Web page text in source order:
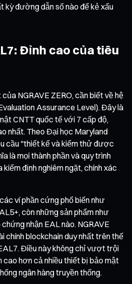
kỳ đường dẫn số nào để kẻ xấu
Đỉnh cao của tiêu
NGRAVE ZERO, cần biết về hệ
Assurance Level). Đây là
CNTT quốc tế với 7 cấp độ,
nhất. Theo Đại học Maryland
cầu "thiết kế và kiểm thử được
là mọi thành phần và quy trình
định nghiêm ngặt, chính xác
ví phần cứng phổ biến như
còn những sản phẩm như
nhận EAL nào. NGRAVE
chính blockchain duy nhất trên thế
Điều này không chỉ vượt trội
cao hơn cả nhiều thiết bị bảo mật
ngân hàng truyền thống.